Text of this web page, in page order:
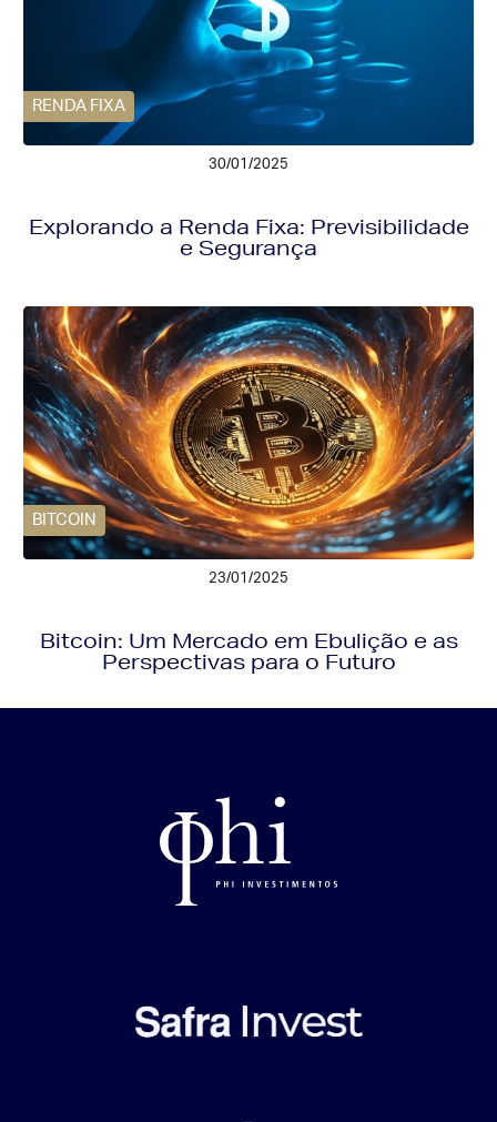
RENDA FIXA
30/01/2025
Explorando a Renda Fixa: Previsibilidade
e Segurança
BITCOIN
23/01/2025
Bitcoin: Um Mercado em Ebulição e as
Perspectivas para o Futuro